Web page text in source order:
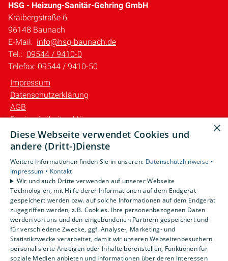
HSG - Heizung-Sanitär-Gehring GmbH
Kraibergstraße 6
96148 Baunach
E-Mail: info@hsg-baunach.de
Tel.: 09544 / 9410-0
Telefax: 09544 / 9410-50
Impressum
Datenschutzerklärung
AGB
Barrierefreiheitserklärung
Unsere Bereiche
Gewerbekunden
Karriere
Unternehmen
Kontakt
×
Diese Webseite verwendet Cookies und
andere (Dritt-)Dienste
Weitere Informationen finden Sie in unseren: Datenschutzhinweise •
Impressum • Kontakt
Wir und auch Dritte verwenden auf unserer Webseite
Technologien, mit Hilfe derer Informationen auf dem Endgerät
gespeichert werden bzw. auf solche Informationen auf dem Endgerät
zugegriffen werden, z.B. Cookies. Ihre personenbezogenen Daten
werden von uns und den eingebundenen Partnern gespeichert und
für verschiedene Zwecke, ggf. Analyse-, Marketing- und
Statistikzwecke verarbeitet, damit wir unseren Webseitenbesuchern
personalisierte Anzeigen oder Inhalte bereitstellen, Funktionen für
soziale Medien anbieten und Informationen über deren Interessen